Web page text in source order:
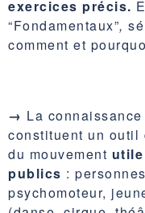
exercices précis.
“Fondamentaux”,
comment et
→ La
constituent un outil
du mouvement
publics :
psychomoteur,